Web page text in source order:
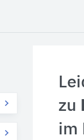
zu
im